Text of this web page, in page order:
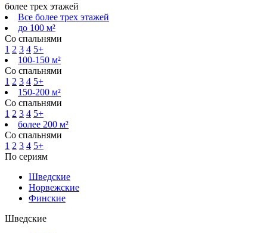
более трех этажей
Все более трех этажей
до 100 м²
Со спальнями
1 2 3 4 5+
100-150 м²
Со спальнями
1 2 3 4 5+
150-200 м²
Со спальнями
1 2 3 4 5+
более 200 м²
Со спальнями
1 2 3 4 5+
По сериям
Шведские
Норвежские
Финские
Шведские